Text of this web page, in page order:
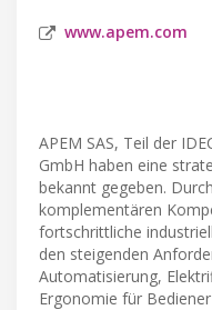
www.apem.com
APEM SAS, Teil der
GmbH haben eine
bekannt gegeben.
komplementären
fortschrittliche
den steigenden
Automatisierung,
Ergonomie für